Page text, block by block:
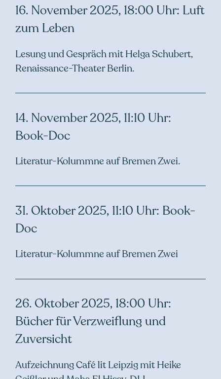
16. November 2025, 18:00 Uhr: Luft
zum Leben
Lesung und Gespräch mit Helga Schubert,
Renaissance-Theater Berlin.
14. November 2025, 11:10 Uhr:
Book-Doc
Literatur-Kolummne auf Bremen Zwei.
31. Oktober 2025, 11:10 Uhr: Book-
Doc
Literatur-Kolummne auf Bremen Zwei
26. Oktober 2025, 18:00 Uhr:
Bücher für Verzweiflung und
Zuversicht
Aufzeichnung Café lit Leipzig mit Heike